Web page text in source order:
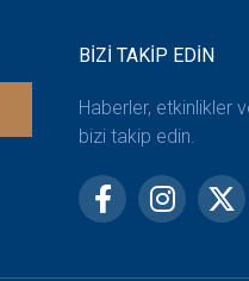
BİZİ TAKİP EDİN
Haberler, etkinlikler
bizi takip edin.